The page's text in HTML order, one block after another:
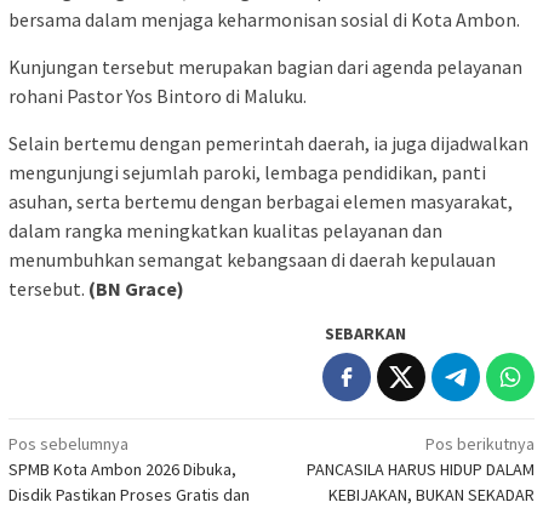
bersama dalam menjaga keharmonisan sosial di Kota Ambon.
Kunjungan tersebut merupakan bagian dari agenda pelayanan
rohani Pastor Yos Bintoro di Maluku.
Selain bertemu dengan pemerintah daerah, ia juga dijadwalkan
mengunjungi sejumlah paroki, lembaga pendidikan, panti
asuhan, serta bertemu dengan berbagai elemen masyarakat,
dalam rangka meningkatkan kualitas pelayanan dan
menumbuhkan semangat kebangsaan di daerah kepulauan
tersebut. (BN Grace)
SEBARKAN
Navigasi
pos
Pos sebelumnya
SPMB Kota Ambon 2026 Dibuka,
Disdik Pastikan Proses Gratis dan
Pos berikutnya
PANCASILA HARUS HIDUP DALAM
KEBIJAKAN, BUKAN SEKADAR